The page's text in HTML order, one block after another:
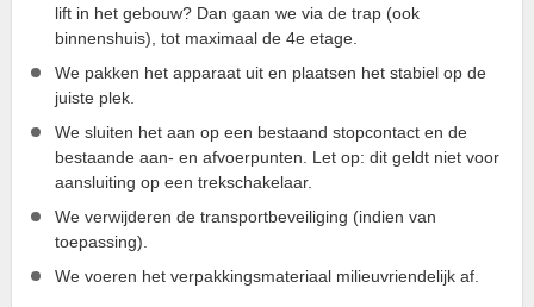
lift in het gebouw? Dan gaan we via de trap (ook
binnenshuis), tot maximaal de 4e etage.
We pakken het apparaat uit en plaatsen het stabiel op de
juiste plek.
We sluiten het aan op een bestaand stopcontact en de
bestaande aan- en afvoerpunten. Let op: dit geldt niet voor
aansluiting op een trekschakelaar.
We verwijderen de transportbeveiliging (indien van
toepassing).
We voeren het verpakkingsmateriaal milieuvriendelijk af.